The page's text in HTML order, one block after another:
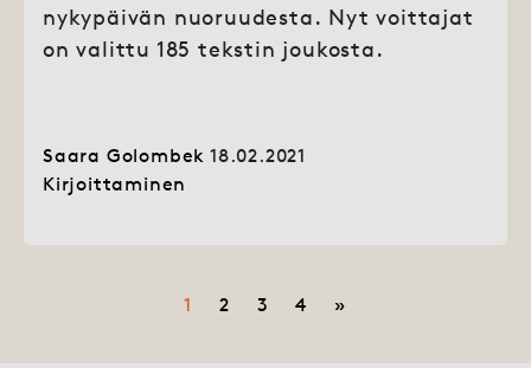
nykypäivän nuoruudesta. Nyt voittajat
on valittu 185 tekstin joukosta.
Saara Golombek 18.02.2021
Kirjoittaminen
Posts navigation
1 2 3 4 »